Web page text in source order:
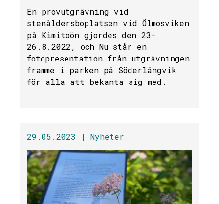
En provutgrävning vid
stenåldersboplatsen vid Ölmosviken
på Kimitoön gjordes den 23–
26.8.2022, och Nu står en
fotopresentation från utgrävningen
framme i parken på Söderlångvik
för alla att bekanta sig med.
29.05.2023 | Nyheter